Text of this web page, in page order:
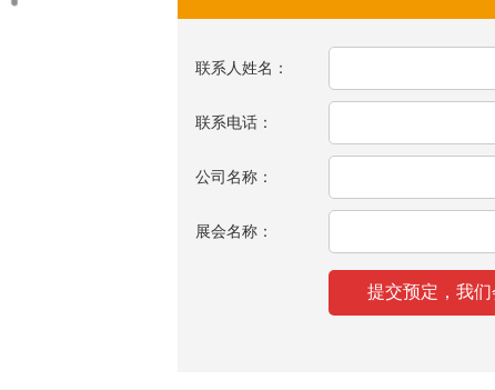
联系人姓名：
联系电话：
公司名称：
展会名称：